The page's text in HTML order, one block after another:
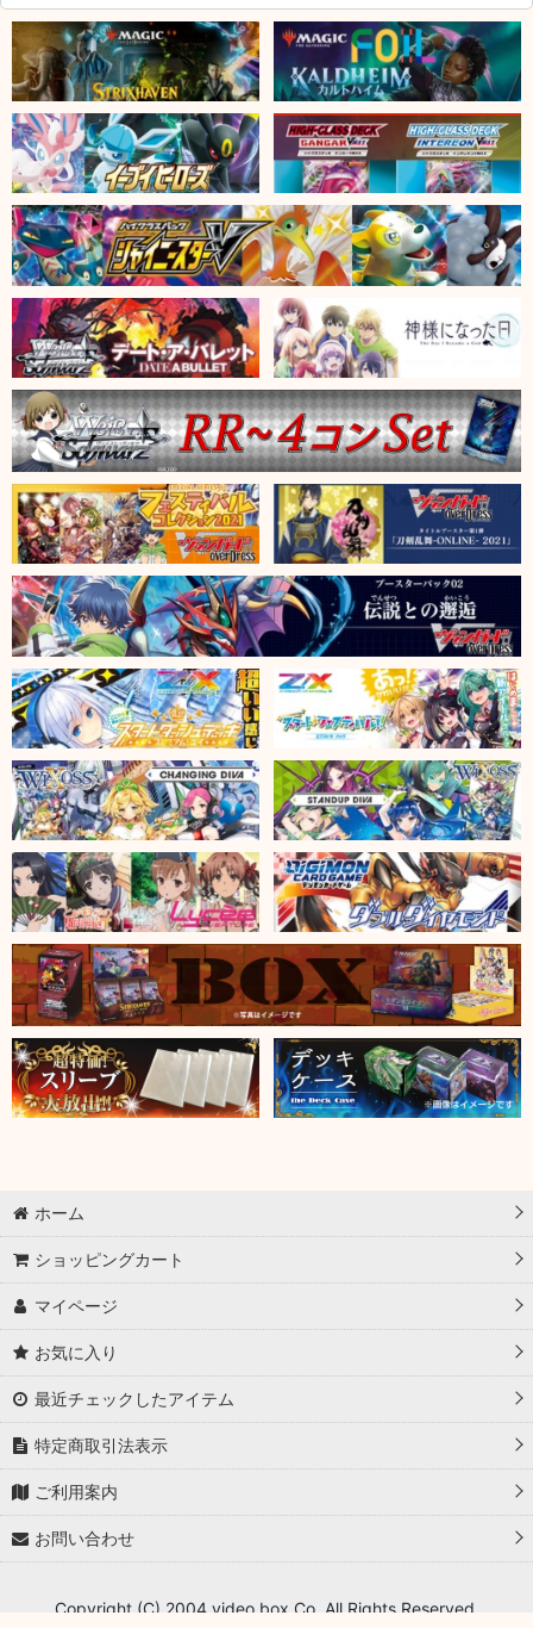
ホーム
ショッピングカート
マイページ
お気に入り
最近チェックしたアイテム
特定商取引法表示
ご利用案内
お問い合わせ
Copyright (C) 2004 video box Co. All Rights Reserved.